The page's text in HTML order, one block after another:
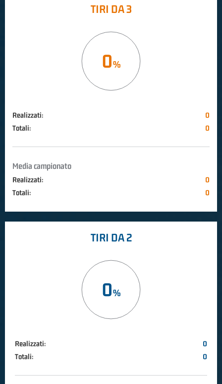
TIRI DA 3
0
Realizzati:
0
Totali:
0
Media campionato
Realizzati:
0
Totali:
0
TIRI DA 2
0
Realizzati:
0
Totali:
0